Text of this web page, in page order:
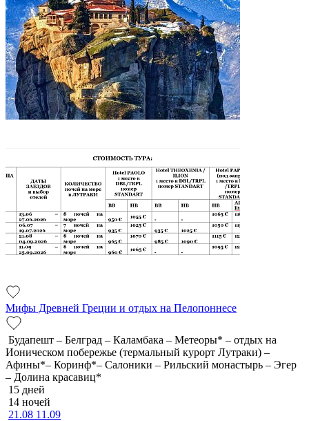
Мифы Древней Греции и отдых на Пелопоннесе
Будапешт – Белград – Каламбака – Метеоры* – отдых на
Ионическом побережье (термальный курорт Лутраки) –
Афины*– Коринф*– Салоники – Рильский монастырь – Эгер
– Долина красавиц*
15 дней
14 ночей
21.08 11.09